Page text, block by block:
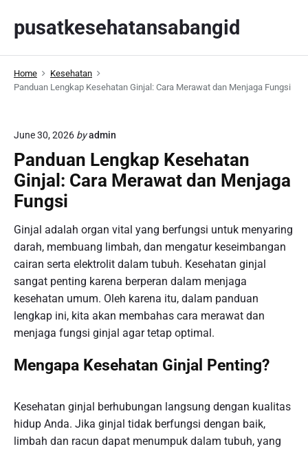
p
pusatkesehatansabangid
Home
Kesehatan
Panduan Lengkap Kesehatan Ginjal: Cara Merawat dan Menjaga Fungsi
June 30, 2026 byadmin
Panduan Lengkap Kesehatan
Ginjal: Cara Merawat dan Menjaga
Fungsi
Ginjal adalah organ vital yang berfungsi untuk menyaring
darah, membuang limbah, dan mengatur keseimbangan
cairan serta elektrolit dalam tubuh. Kesehatan ginjal
sangat penting karena berperan dalam menjaga
kesehatan umum. Oleh karena itu, dalam panduan
lengkap ini, kita akan membahas cara merawat dan
menjaga fungsi ginjal agar tetap optimal.
Mengapa Kesehatan Ginjal Penting?
Kesehatan ginjal berhubungan langsung dengan kualitas
hidup Anda. Jika ginjal tidak berfungsi dengan baik,
limbah dan racun dapat menumpuk dalam tubuh, yang